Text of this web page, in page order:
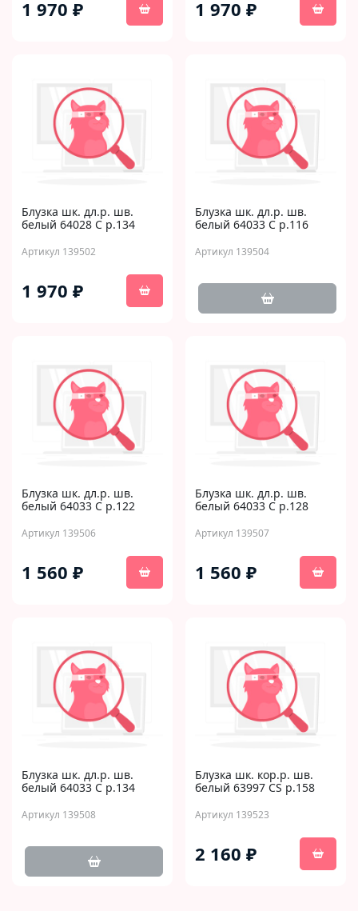
1 970 ₽ 1 970 ₽
Блузка шк. дл.р. шв.
белый 64028 C р.134
Артикул 139502
1 970 ₽
Блузка шк. дл.р. шв.
белый 64033 C р.116
Артикул 139504
Блузка шк. дл.р. шв.
белый 64033 C р.122
Артикул 139506
1 560 ₽
Блузка шк. дл.р. шв.
белый 64033 C р.128
Артикул 139507
1 560 ₽
Блузка шк. дл.р. шв.
белый 64033 C р.134
Артикул 139508
Блузка шк. кор.р. шв.
белый 63997 CS р.158
Артикул 139523
2 160 ₽